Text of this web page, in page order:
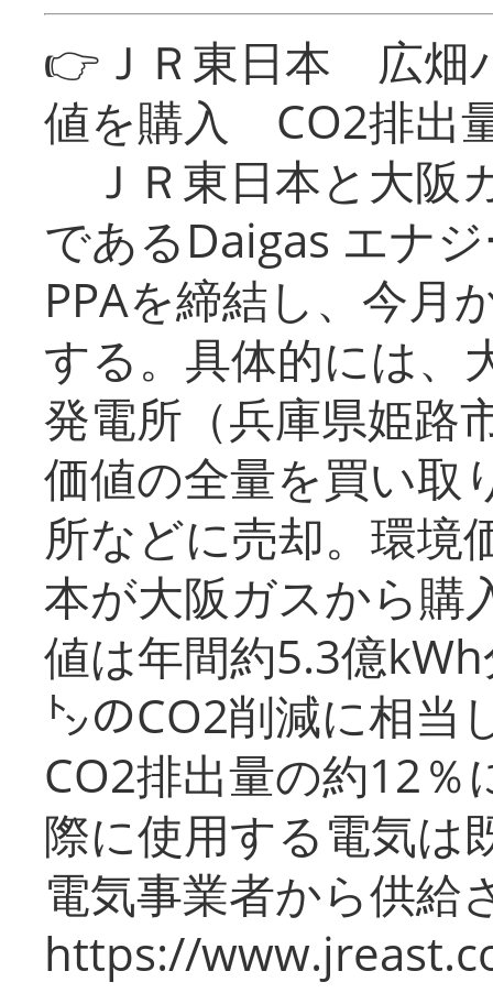
👉ＪＲ東日本 広畑
値を購入 CO2排出
ＪＲ東日本と大阪
であるDaigas エナ
PPAを締結し、今月
する。具体的には、
発電所（兵庫県姫路
価値の全量を買い取
所などに売却。環境
本が大阪ガスから購
値は年間約5.3億
㌧のCO2削減に相当
CO2排出量の約12％
際に使用する電気は
電気事業者から供給
https://